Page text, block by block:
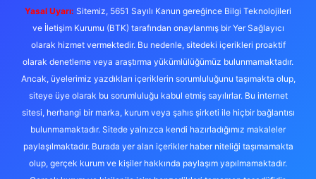
Yasal Uyarı: Sitemiz, 5651 Sayılı Kanun gereğince Bilgi Teknolojileri
ve İletişim Kurumu (BTK) tarafından onaylanmış bir Yer Sağlayıcı
olarak hizmet vermektedir. Bu nedenle, sitedeki içerikleri proaktif
olarak denetleme veya araştırma yükümlülüğümüz bulunmamaktadır.
Ancak, üyelerimiz yazdıkları içeriklerin sorumluluğunu taşımakta olup,
siteye üye olarak bu sorumluluğu kabul etmiş sayılırlar. Bu internet
sitesi, herhangi bir marka, kurum veya şahıs şirketi ile hiçbir bağlantısı
bulunmamaktadır. Sitede yalnızca kendi hazırladığımız makaleler
paylaşılmaktadır. Burada yer alan içerikler haber niteliği taşımamakta
olup, gerçek kurum ve kişiler hakkında paylaşım yapılmamaktadır.